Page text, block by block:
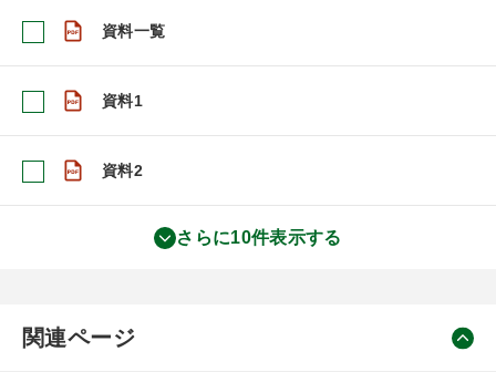
資料一覧
資料1
資料2
さらに10件表示する
関連ページ